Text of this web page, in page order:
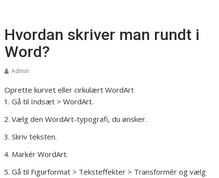
Hvordan skriver man rundt i
Word?
Admin
Oprette kurvet eller cirkulært WordArt
Gå til Indsæt > WordArt.
Vælg den WordArt-typografi, du ønsker.
Skriv teksten.
Markér WordArt.
Gå til Figurformat > Teksteffekter > Transformér og vælg